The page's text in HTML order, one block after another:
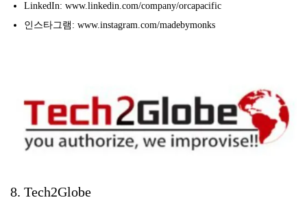
LinkedIn: www.linkedin.com/company/orcapacific
인스타그램: www.instagram.com/madebymonks
8. Tech2Globe